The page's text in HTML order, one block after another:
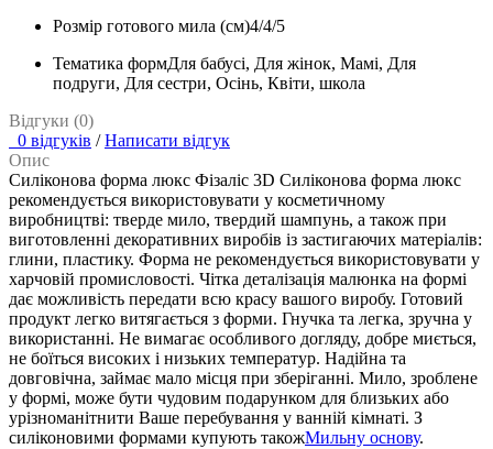
Розмір готового мила (см)4/4/5
Тематика формДля бабусі, Для жінок, Мамі, Для
подруги, Для сестри, Осінь, Квіти, школа
Відгуки (0)
0 відгуків / Написати відгук
Опис
Силіконова форма люкс Фізаліс 3D Силіконова форма люкс
рекомендується використовувати у косметичному
виробництві: тверде мило, твердий шампунь, а також при
виготовленні декоративних виробів із застигаючих матеріалів:
глини, пластику. Форма не рекомендується використовувати у
харчовій промисловості. Чітка деталізація малюнка на формі
дає можливість передати всю красу вашого виробу. Готовий
продукт легко витягається з форми. Гнучка та легка, зручна у
використанні. Не вимагає особливого догляду, добре миється,
не боїться високих і низьких температур. Надійна та
довговічна, займає мало місця при зберіганні. Мило, зроблене
у формі, може бути чудовим подарунком для близьких або
урізноманітнити Ваше перебування у ванній кімнаті. З
силіконовими формами купують такожМильну основу.